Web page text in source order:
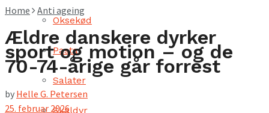
Oksekød
Pasta
Salater
Skaldyr
Home Anti ageing
Ældre danskere dyrker
sport og motion – og de
70-74-årige går forrest
by Helle G. Petersen
25. februar 2026